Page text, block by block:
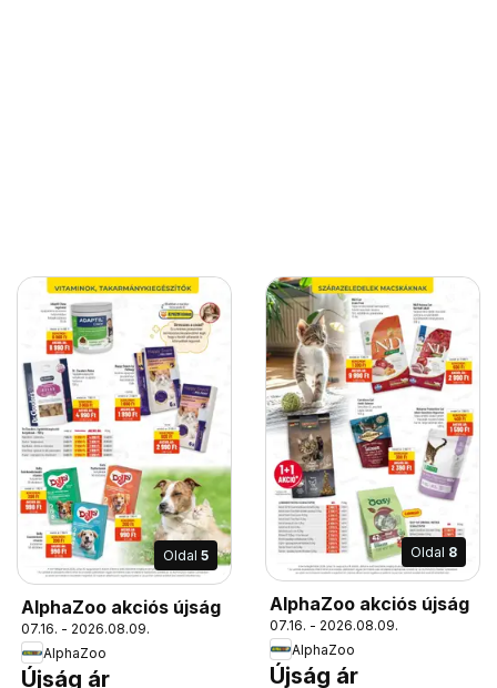
Oldal 5
AlphaZoo akciós újság
07.16. - 2026.08.09.
AlphaZoo
Újság ár
Oldal 8
AlphaZoo akciós újság
07.16. - 2026.08.09.
AlphaZoo
Újság ár